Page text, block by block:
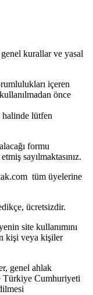
kurallar ve yasal
içeren
önce
halinde lütfen
formu
sayılmaktasınız.
tüm üyelerine
ücretsizdir.
site kullanımını
kişi veya kişiler
genel ahlak
Türkiye Cumhuriyeti